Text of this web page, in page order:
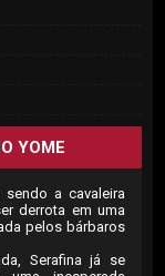
YOME
a cavaleira
derrota em uma
pelos bárbaros
Serafina já se